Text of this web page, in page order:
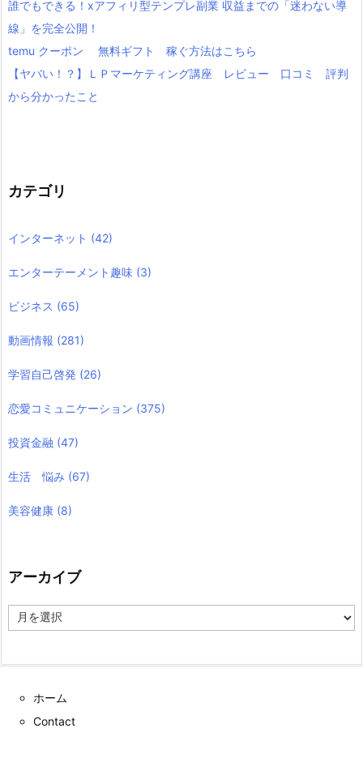
誰でもできる！xアフィリ型テンプレ副業 収益までの「迷わない導
線」を完全公開！
temu クーポン 無料ギフト 稼ぐ方法はこちら
【ヤバい！？】ＬＰマーケティング講座 レビュー 口コミ 評判
から分かったこと
カテゴリ
インターネット (42)
エンターテーメント趣味 (3)
ビジネス (65)
動画情報 (281)
学習自己啓発 (26)
恋愛コミュニケーション (375)
投資金融 (47)
生活 悩み (67)
美容健康 (8)
アーカイブ
ー
ホーム
Contact